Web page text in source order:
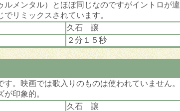
ルメンタル）とほぼ同じなのですがイントロが違
リミックスされています。
久石 譲
２分１５秒
。映画では歌入りのものは使われていません。
印象的。
久石 譲